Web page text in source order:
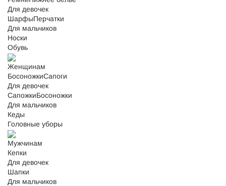
Для девочек
ШарфыПерчатки
Для мальчиков
Носки
Обувь
Женщинам
БосоножкиСапоги
Для девочек
СапожкиБосоножки
Для мальчиков
Кеды
Головные уборы
Мужчинам
Кепки
Для девочек
Шапки
Для мальчиков